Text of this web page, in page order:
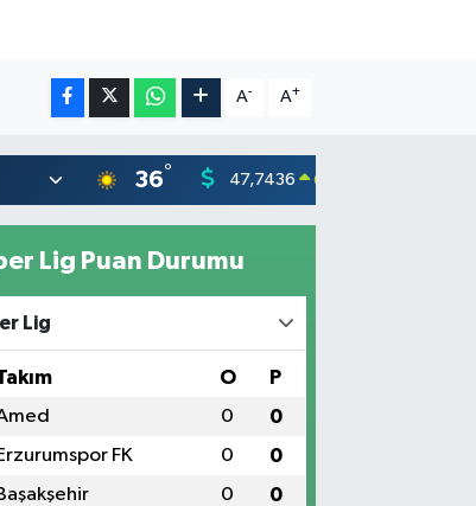
A- A+
36° 47,7436 0.18
Lig Puan Durumu
Lig
O P
0 0
FK 0 0
0 0